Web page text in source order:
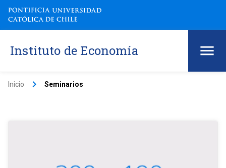
Instituto de Economía
Inicio keyboard_arrow_right Seminarios